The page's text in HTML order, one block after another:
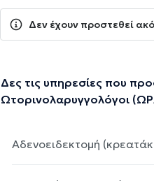
Δεν έχουν προστεθεί
Δες τις υπηρεσίες που
Ωτορινολαρυγγολόγοι
Αδενοειδεκτομή